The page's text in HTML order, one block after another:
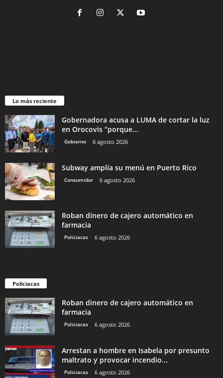
Lo más reciente
Gobernadora acusa a LUMA de cortar la luz
en Orocovis “porque...
Gobierno 6 agosto 2026
Subway amplía su menú en Puerto Rico
Consumidor 6 agosto 2026
Roban dinero de cajero automático en
farmacia
Policiacas 6 agosto 2026
Policiacas
Roban dinero de cajero automático en
farmacia
Policiacas 6 agosto 2026
Arrestan a hombre en Isabela por presunto
maltrato y provocar incendio...
Policiacas 6 agosto 2026